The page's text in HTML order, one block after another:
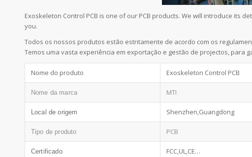
Exoskeleton Control PCB is one of our PCB products. We will introduce its
you.
Todos os nossos produtos estão estritamente de acordo com os
Temos uma vasta experiência em exportação e gestão de projectos, para
Nome do produto Exoskeleton Control PCB
Nome da marca MTI
Local de origem Shenzhen,Guangdong
Tipo de produto PCB
Certificado FCC,UL,CE…